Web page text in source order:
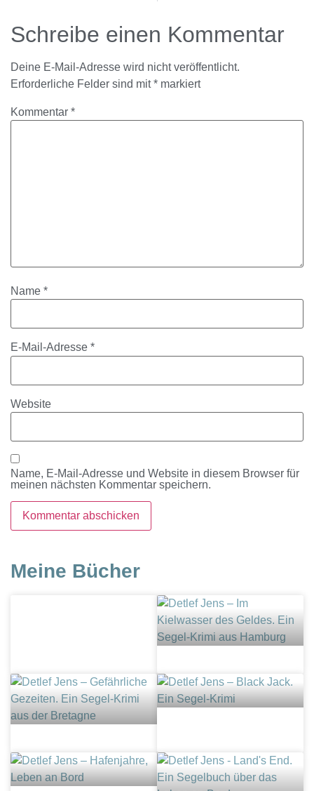
Schreibe einen Kommentar
Deine E-Mail-Adresse wird nicht veröffentlicht.
Erforderliche Felder sind mit* markiert
Kommentar *
Name *
E-Mail-Adresse *
Website
Name, E-Mail-Adresse und Website in diesem Browser für
meinen nächsten Kommentar speichern.
Meine Bücher